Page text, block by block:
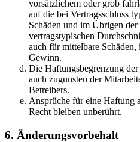
vorsätzlichem oder grob
auf die bei Vertragsschluss
Schäden und im Übrigen
vertragstypischen
auch für mittelbare Schäden,
Gewinn.
Die Haftungsbegrenzung
auch zugunsten der
Betreibers.
Ansprüche für eine Haftung
Recht bleiben unberührt.
6. Änderungsvorbehalt